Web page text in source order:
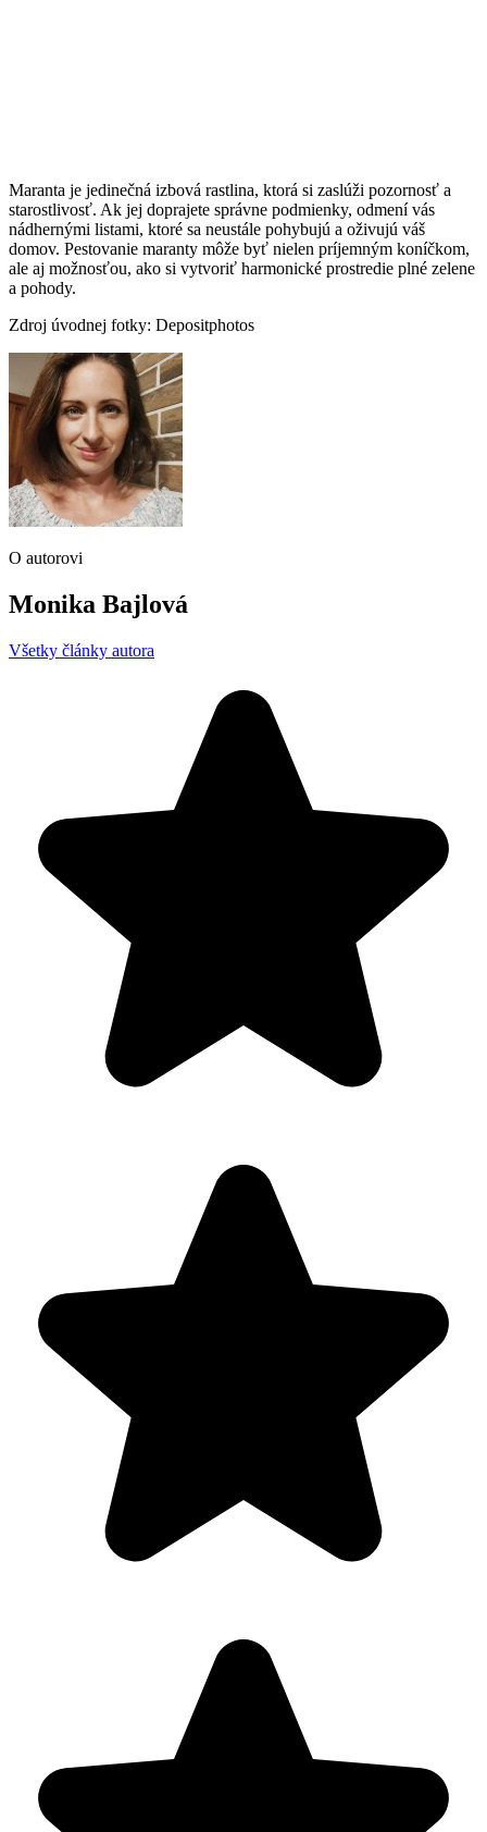
Maranta je jedinečná izbová rastlina, ktorá si zaslúži pozornosť a
starostlivosť. Ak jej doprajete správne podmienky, odmení vás
nádhernými listami, ktoré sa neustále pohybujú a oživujú váš
domov. Pestovanie maranty môže byť nielen príjemným koníčkom,
ale aj možnosťou, ako si vytvoriť harmonické prostredie plné zelene
a pohody.
Zdroj úvodnej fotky: Depositphotos
O autorovi
Monika Bajlová
Všetky články autora